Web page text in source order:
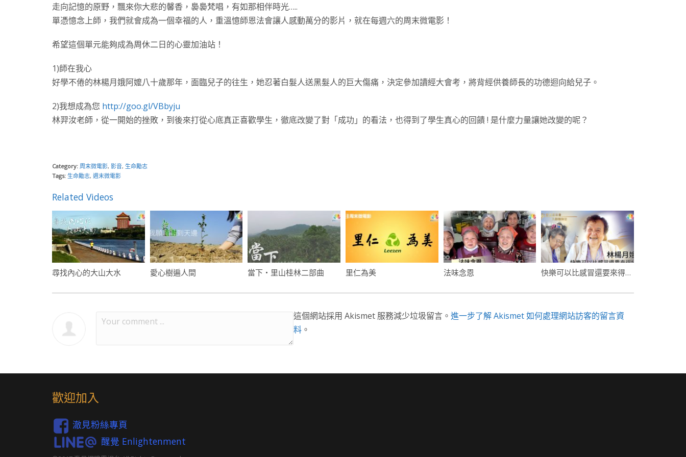
走向記憶的原野，飄來你大悲的馨香，裊裊梵唱，有如那相伴時光…..
單憑憶念上師，我們就會成為一個幸福的人，重溫憶師恩法會讓人感動萬分的影片，就在每週六的周末微電影！
希望這個單元能夠成為周休二日的心靈加油站！
1)師在我心
好學不倦的林楊月娥阿嬤八十歲那年，面臨兒子的往生，她忍著白髮人送黑髮人的巨大傷痛，決定參加讀經大會考，將背經供養師長的功德迴向給兒子。
2)我想成為您 http://goo.gl/VBbyju
林羿汝老師，從一開始的挫敗，到後來打從心底真正喜歡學生，徹底改變了對「成功」的看法，也得到了學生真心的回饋 ! 是什麼力量讓她改變的呢？
Category: 周末微電影, 影音, 生命勵志
Tags: 生命勵志, 週末微電影
Related Videos
尋找內心的大山大水 愛心樹遍人間 當下・里山桂林二部曲 里仁為美 法味念恩 快樂可以比感冒還要來得快・林楊月娥・久齡憶師恩
這個網站採用 Akismet 服務減少垃圾留言。 進一步了解 Akismet 如何處理網站訪客的留言資
料 。
歡迎加入
澈見粉絲專頁
醒覺 Enlightenment